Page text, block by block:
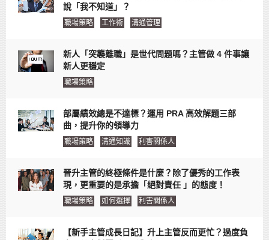
說「我不知道」？
職場策略 工作術 溝通管理
新人「突襲離職」是世代問題嗎？主管做 4 件事讓
新人更穩定
職場策略
部屬績效總是不達標？運用 PRA 高效解題三部
曲，提升你的領導力
職場策略 溝通知識 利害關係人
晉升主管的終極條件是什麼？除了優秀的工作表
現，更重要的是承擔「絕對責任 」的態度！
職場策略 如何選擇 利害關係人
【新手主管成長日記】升上主管反而更忙？過度負